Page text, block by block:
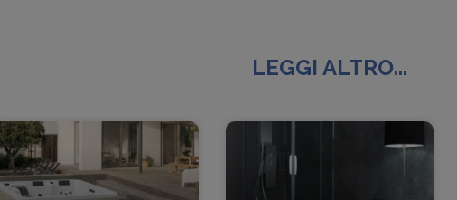
LEGGI ALTRO...